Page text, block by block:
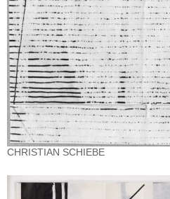
CHRISTIAN SCHIEBE